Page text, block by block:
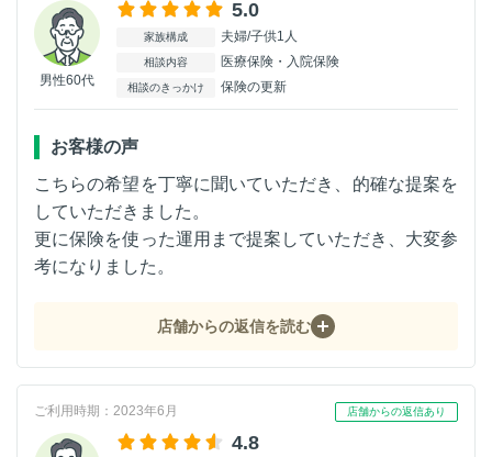
男性60代
5.0
家族構成 夫婦/子供1人
相談内容 医療保険・入院保険
相談のきっかけ 保険の更新
お客様の声
こちらの希望を丁寧に聞いていただき、的確な提案を
していただきました。
更に保険を使った運用まで提案していただき、大変参
考になりました。
店舗からの返信を読む
ご利用時期：2023年6月 店舗からの返信あり
4.8